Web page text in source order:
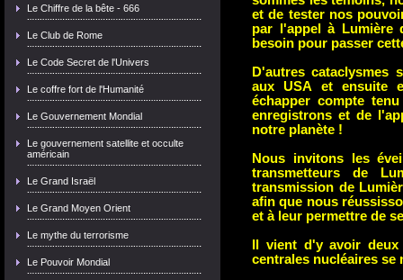
Le Chiffre de la bête - 666
Le Club de Rome
Le Code Secret de l'Univers
Le coffre fort de l'Humanité
Le Gouvernement Mondial
Le gouvernement satellite et occulte
américain
Le Grand Israël
Le Grand Moyen Orient
Le mythe du terrorisme
Le Pouvoir Mondial
et de tester nos
par l'appel à Lumière
besoin pour passer
D'autres cataclysmes
aux USA et ensuite
échapper compte
enregistrons et de
notre planète !
Nous invitons les
transmetteurs de
transmission de
afin que nous
et à leur permettre de
Il vient d'y avoir
centrales nucléaires se